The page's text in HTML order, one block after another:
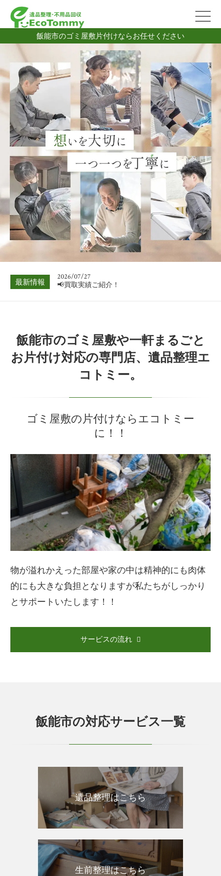
飯能市のゴミ屋敷片付けならお任せください
最新情報
2026/07/06
📢買取実績ご紹介！
2026/08/03
📢買取実績ご紹介！
2026/07/27
📢買取実績ご紹介！
2026/07/13
📢買取実績ご紹介！
📢買取実績ご紹介！
2026/08/03
飯能市のゴミ屋敷や一軒まるごと
お片付け対応の専門店、遺品整理エ
コトミー。
ゴミ屋敷の片付けならエコトミー
に！！
物が溢れかえった部屋や家の中は精神的にも肉体
的にも大きな負担となりますが私たちがしっかり
とサポートいたします！！
サービスの流れ
飯能市の対応サービス一覧
遺品整理はこちら
生前整理はこちら